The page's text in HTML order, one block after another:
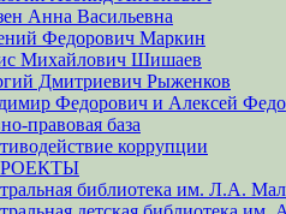
Анна Васильевна
Федорович Маркин
Михайлович Шишаев
Дмитриевич Рыженков
Федорович и Алексей
правовая база
коррупции
библиотека им. Л.А.